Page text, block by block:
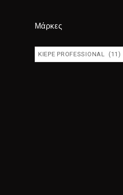
Μάρκες